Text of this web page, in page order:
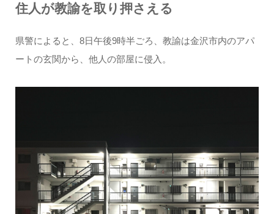
住人が教諭を取り押さえる
県警によると、8日午後9時半ごろ、教諭は金沢市内のアパ
ートの玄関から、他人の部屋に侵入。